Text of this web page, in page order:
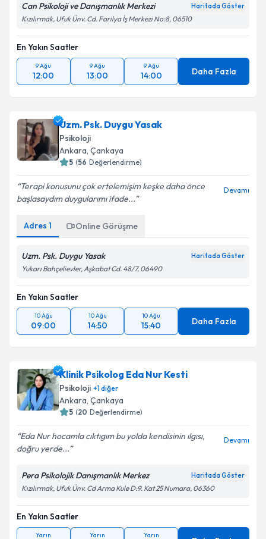
Can Psikoloji ve Danışmanlık Merkezi Haritada Göster
Kızılırmak, Ufuk Ünv. Cd. Farilya İş Merkezi No:8, 06510
En Yakın Saatler
9 Ağu
12:00
9 Ağu
13:00
9 Ağu
14:00 Daha Fazla
Uzm. Psk. Duygu Yasak
Psikoloji
Ankara, Çankaya
5 (56 Değerlendirme)
Terapi konusunu çok ertelemişim keşke daha önce
başlasaydım duygularımı ifade...
Devamı
Adres 1 Online Görüşme
Uzm. Psk. Duygu Yasak Haritada Göster
Yukarı Bahçelievler, Aşkabat Cd. 48/7, 06490
En Yakın Saatler
10 Ağu
09:00
10 Ağu
14:50
10 Ağu
15:40 Daha Fazla
Klinik Psikolog Eda Nur Kesti
Psikoloji +1diğer
Ankara, Çankaya
5 (20 Değerlendirme)
Eda Nur hocamla cıktıgım bu yolda kendisinin ılgısı,
doğru yerde...
Devamı
Pera Psikolojik Danışmanlık Merkez Haritada Göster
Kızılırmak, Ufuk Ünv. Cd Arma Kule D:9. Kat 25 Numara, 06360
En Yakın Saatler
Yarın Yarın Yarın